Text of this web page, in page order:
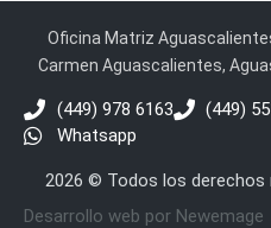
Oficina Matriz
Carmen Aguascalientes,
(449) 978 6163 (449)
Whatsapp
2026 © Todos los derechos
Desarrollo web por Newemage